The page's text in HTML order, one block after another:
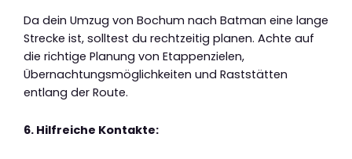
Da dein Umzug von Bochum nach Batman eine lange
Strecke ist, solltest du rechtzeitig planen. Achte auf
die richtige Planung von Etappenzielen,
Übernachtungsmöglichkeiten und Raststätten
entlang der Route.
6. Hilfreiche Kontakte: